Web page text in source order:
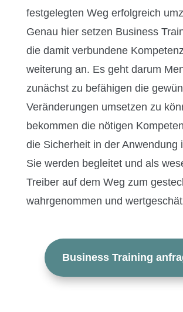
fest­gelegten Weg erfol­gre­ich
Genau hier set­zen Busi­ness
die damit ver­bun­dene
weiterung an. Es geht darum
zunächst zu befähi­gen die
Verän­derun­gen umset­zen zu
bekom­men die nöti­gen
die Sicher­heit in der Anwen­dung
Sie wer­den begleit­et und als
Treiber auf dem Weg zum
wahrgenom­men und
Busi­ness Train­ing